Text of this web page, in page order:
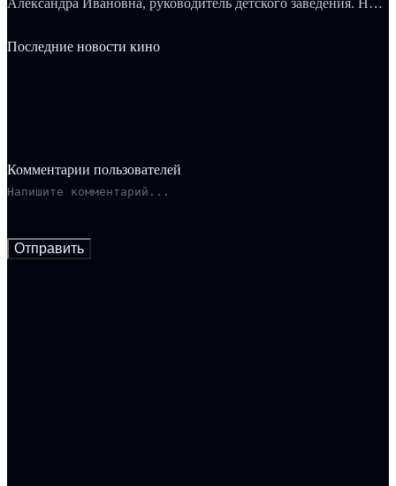
новая, вероятно, самая тяжёлая задача...
Последние новости кино
Комментарии пользователей
Отправить